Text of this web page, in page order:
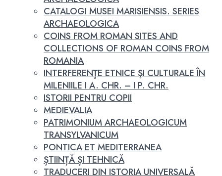
CATALOGI MUSEI MARISIENSIS. SERIES
ARCHAEOLOGICA
COINS FROM ROMAN SITES AND
COLLECTIONS OF ROMAN COINS FROM
ROMANIA
INTERFERENŢE ETNICE ŞI CULTURALE ÎN
MILENIILE I A. CHR. – I P. CHR.
ISTORII PENTRU COPII
MEDIEVALIA
PATRIMONIUM ARCHAEOLOGICUM
TRANSYLVANICUM
PONTICA ET MEDITERRANEA
ȘTIINȚĂ ȘI TEHNICĂ
TRADUCERI DIN ISTORIA UNIVERSALĂ